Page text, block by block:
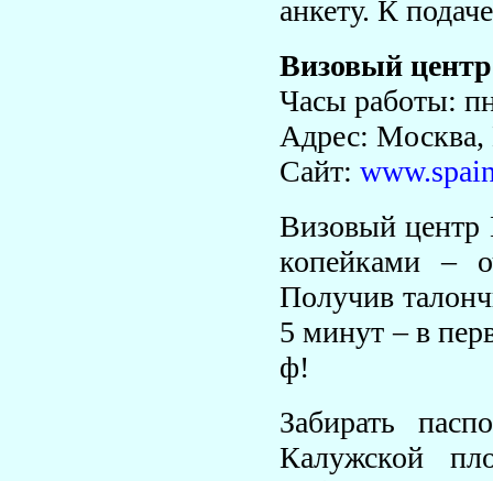
анкету. К
Визовый
Часы работы:
Адрес:
Сайт:
Визовый центр
копейками –
Получив
5 минут – в
ф!
Забирать
Калужской